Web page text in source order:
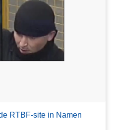
RTBF-site in Namen